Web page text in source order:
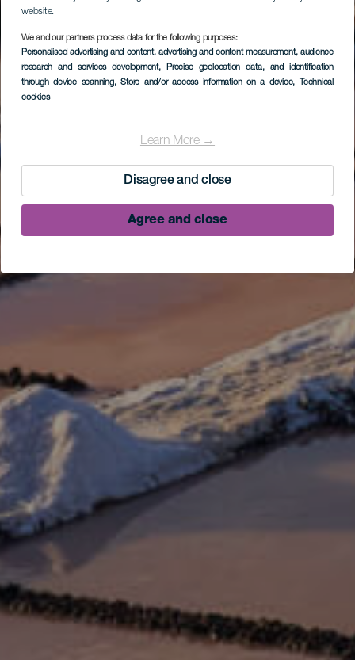
website.
We and our partners process data for the following purposes:
Personalised advertising and content, advertising and content measurement, audience
research and services development, Precise geolocation data, and identification
through device scanning, Store and/or access information on a device, Technical
cookies
Learn More →
Disagree and close
Agree and close